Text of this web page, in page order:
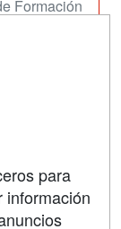
Formación
para
información